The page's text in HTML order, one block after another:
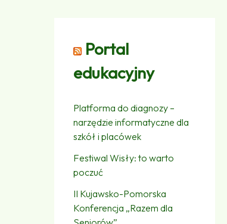
Portal
edukacyjny
Platforma do diagnozy –
narzędzie informatyczne dla
szkół i placówek
Festiwal Wisły: to warto
poczuć
II Kujawsko-Pomorska
Konferencja „Razem dla